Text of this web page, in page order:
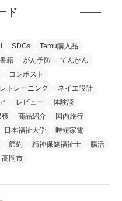
ド
SDGs
Temu購入品
籍 がん予防
てんかん
コンポスト
トレーニング
ネイエ設計
レビュー
体験談
穫 商品紹介
国内旅行
日本福祉大学
時短家電
節約 精神保健福祉士
腸活
高岡市